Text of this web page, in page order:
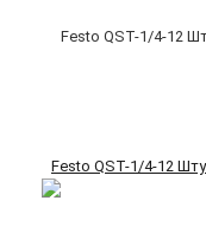
Festo QST-1/4-12